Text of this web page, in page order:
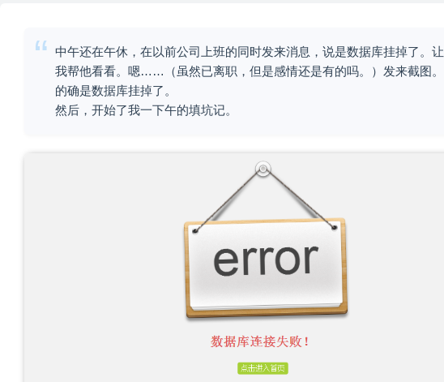
中午还在午休，在以前公司上班的同时发来消息，说是数据库挂掉了。让
我帮他看看。嗯……（虽然已离职，但是感情还是有的吗。）发来截图。
的确是数据库挂掉了。
然后，开始了我一下午的填坑记。